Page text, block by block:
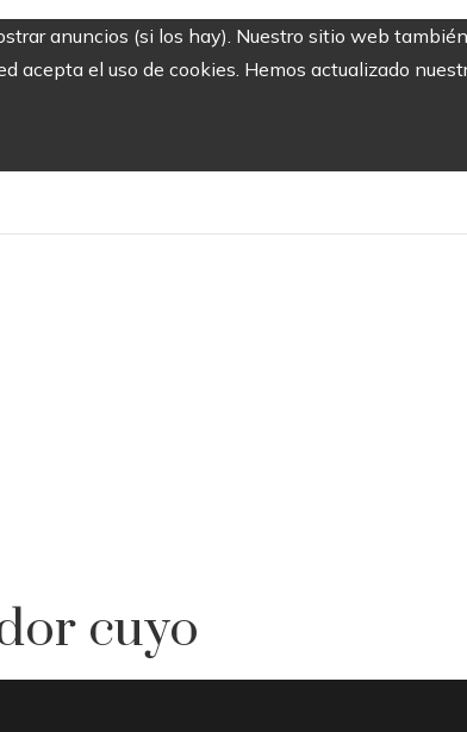
anuncios (si los hay). Nuestro sitio web
acepta el uso de cookies. Hemos actualizado
cuyo